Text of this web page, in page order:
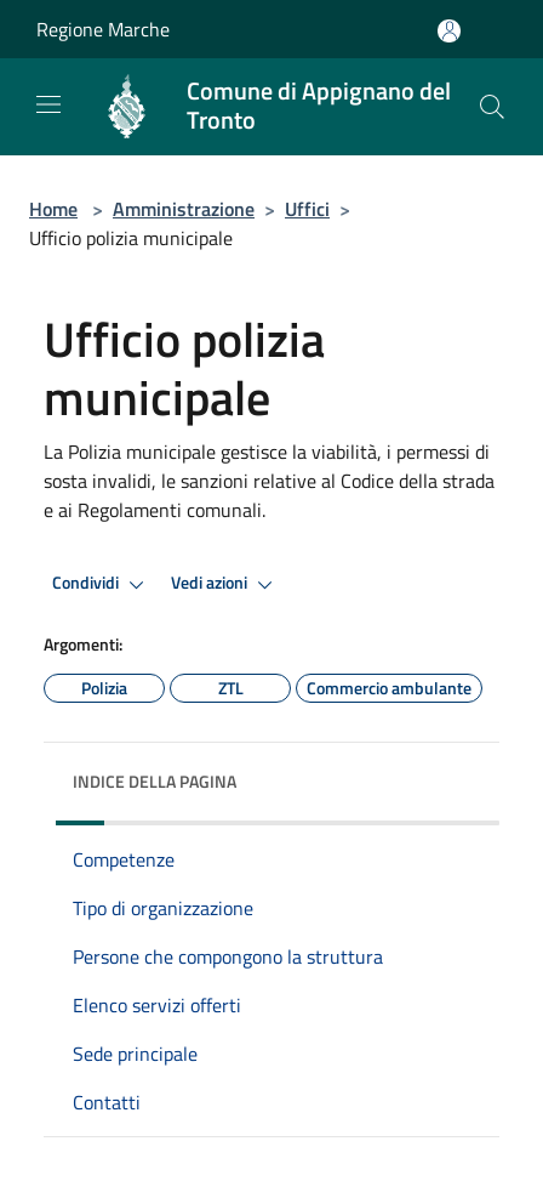
Regione Marche
Comune di Appignano del
Tronto
Home > Amministrazione > Uffici >
Ufficio polizia municipale
Ufficio polizia
municipale
La Polizia municipale gestisce la viabilità, i permessi di
sosta invalidi, le sanzioni relative al Codice della strada
e ai Regolamenti comunali.
Condividi Vedi azioni
Argomenti:
Polizia
ZTL Commercio ambulante
INDICE DELLA PAGINA
Competenze
Tipo di organizzazione
Persone che compongono la struttura
Elenco servizi offerti
Sede principale
Contatti